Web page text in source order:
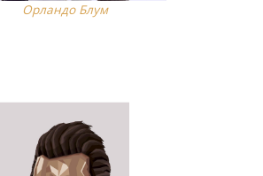
Орландо Блум